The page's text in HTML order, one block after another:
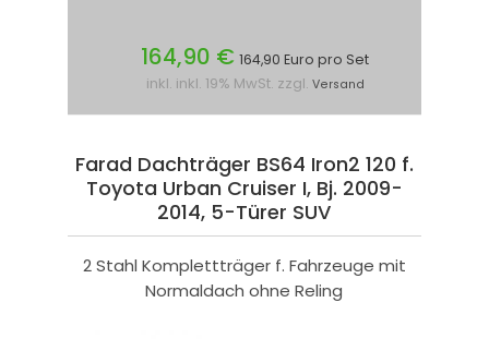
164,90 € 164,90 Euro pro Set
inkl. inkl. 19% MwSt. zzgl. Versand
Farad Dachträger BS64 Iron2 120 f.
Toyota Urban Cruiser I, Bj. 2009-
2014, 5-Türer SUV
2 Stahl Komplettträger f. Fahrzeuge mit
Normaldach ohne Reling